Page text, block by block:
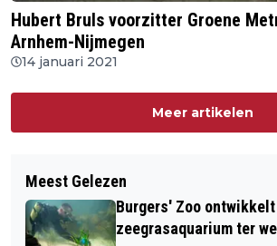
Hubert Bruls voorzitter Groene
Arnhem-Nijmegen
14 januari 2021
Meer artikelen
Meest Gelezen
Burgers' Zoo
zeegrasaquarium ter